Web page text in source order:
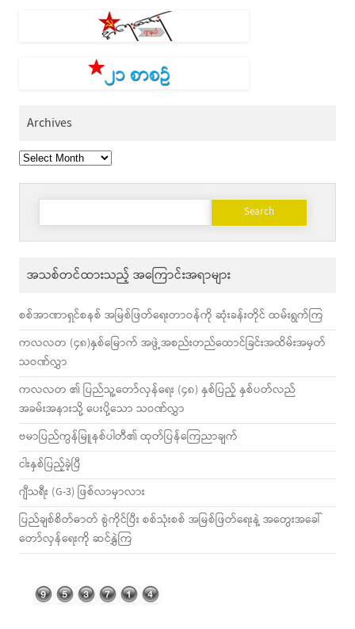
Archives
Archives
Search
အသစ်တင်ထားသည့် အကြောင်းအရာများ
စစ်အာဏာရှင်စနစ် အမြစ်ဖြတ်ရေးတာဝန်ကို ဆုံးခန်းတိုင် ထမ်းရွက်ကြ
ကလလတ (၄၈)နှစ်မြောက် အဖွဲ့အစည်းတည်ထောင်ခြင်းအထိမ်းအမှတ်
သဝဏ်လွှာ
ကလလတ ၏ ပြည်သူ့တော်လှန်ရေး (၄၈) နှစ်ပြည့် နှစ်ပတ်လည်
အခမ်းအနားသို့ ပေးပို့သော သဝဏ်လွှာ
ဗမာပြည်ကွန်မြူနစ်ပါတီ၏ ထုတ်ပြန်ကြေညာချက်
ငါးနှစ်ပြည့်ခဲ့ပြီ
ဂျီသရီး (G-3) ဖြစ်လာမှာလား
ပြည်ချစ်စိတ်ဓာတ် စွဲကိုင်ပြီး စစ်သုံးစစ် အမြစ်ဖြတ်ရေးနဲ့ အတွေးအခေါ်
တော်လှန်ရေးကို ဆင်နွှဲကြ